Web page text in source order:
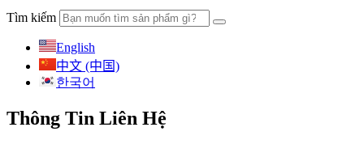
Tìm kiếm
English
中文 (中国)
한국어
Thông Tin Liên Hệ